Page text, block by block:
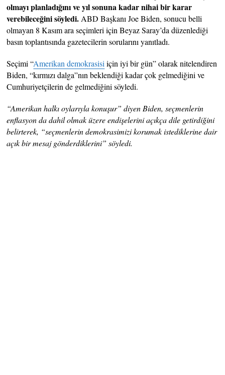
olmayı planladığını ve yıl sonuna kadar nihai bir karar
verebileceğini söyledi. ABD Başkanı Joe Biden, sonucu belli
olmayan 8 Kasım ara seçimleri için Beyaz Saray’da düzenlediği
basın toplantısında gazetecilerin sorularını yanıtladı.
Seçimi “Amerikan demokrasisi için iyi bir gün” olarak nitelendiren
Biden, “kırmızı dalga”nın beklendiği kadar çok gelmediğini ve
Cumhuriyetçilerin de gelmediğini söyledi.
“Amerikan halkı oylarıyla konuşur” diyen Biden, seçmenlerin
enflasyon da dahil olmak üzere endişelerini açıkça dile getirdiğini
belirterek, “seçmenlerin demokrasimizi korumak istediklerine dair
açık bir mesaj gönderdiklerini” söyledi.